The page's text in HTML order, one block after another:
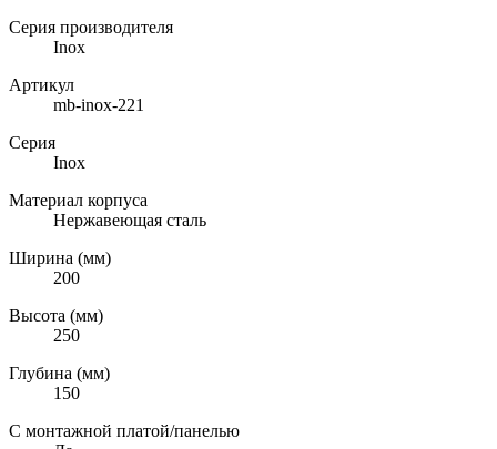
Серия производителя
Inox
Артикул
mb-inox-221
Серия
Inox
Материал корпуса
Нержавеющая сталь
Ширина (мм)
200
Высота (мм)
250
Глубина (мм)
150
С монтажной платой/панелью